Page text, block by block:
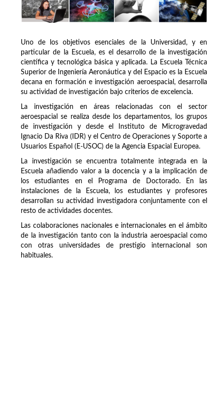
Uno de los objetivos esenciales de la Universidad, y en
particular de la Escuela, es el desarrollo de la investigación
científica y tecnológica básica y aplicada. La Escuela Técnica
Superior de Ingeniería Aeronáutica y del Espacio es la Escuela
decana en formación e investigación aeroespacial, desarrolla
su actividad de investigación bajo criterios de excelencia.
La investigación en áreas relacionadas con el sector
aeroespacial se realiza desde los departamentos, los grupos
de investigación y desde el Instituto de Microgravedad
Ignacio Da Riva (IDR) y el Centro de Operaciones y Soporte a
Usuarios Español (E-USOC) de la Agencia Espacial Europea.
La investigación se encuentra totalmente integrada en la
Escuela añadiendo valor a la docencia y a la implicación de
los estudiantes en el Programa de Doctorado. En las
instalaciones de la Escuela, los estudiantes y profesores
desarrollan su actividad investigadora conjuntamente con el
resto de actividades docentes.
Las colaboraciones nacionales e internacionales en el ámbito
de la investigación tanto con la industria aeroespacial como
con otras universidades de prestigio internacional son
habituales.